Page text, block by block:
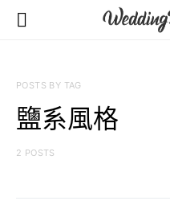
POSTS BY TAG
鹽系風格
2 POSTS